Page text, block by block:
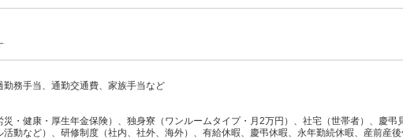
務手当、通勤交通費、家族手当など
・健康・厚生年金保険）、独身寮（ワンルームタイプ・月2万円）、社宅（世帯者）、慶弔
動など）、研修制度（社内、社外、海外）、有給休暇、慶弔休暇、永年勤続休暇、産前産